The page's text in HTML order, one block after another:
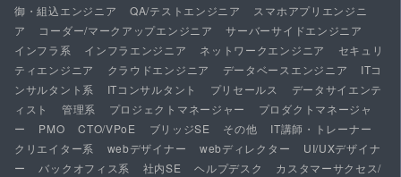
御・組込エンジニア
QA/テストエンジニア
スマホアプリエンジニ
ア
コーダー/マークアップエンジニア
サーバーサイドエンジニア
インフラ系
インフラエンジニア ネットワークエンジニア
セキュリ
ティエンジニア
クラウドエンジニア データベースエンジニア
ITコ
ンサルタント系
ITコンサルタント プリセールス
データサイエンテ
ィスト
管理系 プロジェクトマネージャー
プロダクトマネージャ
ー
PMO CTO/VPoE ブリッジSE その他
IT講師・トレーナー
クリエイター系
webデザイナー webディレクター
UI/UXデザイナ
ー
バックオフィス系 社内SE ヘルプデスク
カスタマーサクセス/